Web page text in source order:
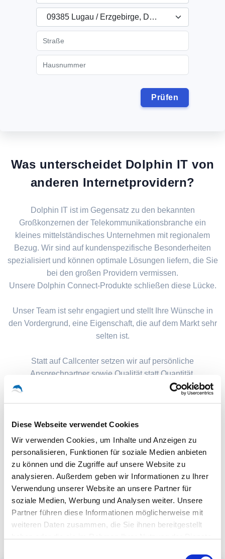
Diese Webseite verwendet Cookies
Wir verwenden Cookies, um Inhalte und Anzeigen zu
personalisieren, Funktionen für soziale Medien anbieten
zu können und die Zugriffe auf unsere Website zu
analysieren. Außerdem geben wir Informationen zu Ihrer
Verwendung unserer Website an unsere Partner für
soziale Medien, Werbung und Analysen weiter. Unsere
Partner führen diese Informationen möglicherweise mit
weiteren Daten zusammen, die Sie ihnen bereitgestellt
09385 Lugau / Erzgebirge, Deutschland
Was unterscheidet Dolphin IT von
anderen Internetprovidern?
Dolphin IT ist im Gegensatz zu den bekannten
Großkonzernen der Telekommunikationsbranche ein
kleines mittelständisches Unternehmen mit regionalem
Bezug. Wir sind auf kundenspezifische Besonderheiten
spezialisiert und können optimale Lösungen liefern, die Sie
bei den großen Providern vermissen.
Unsere Dolphin Connect-Produkte schließen diese Lücke.
Unser Team ist sehr engagiert und stellt Ihre Wünsche in
den Vordergrund, eine Eigenschaft, die auf dem Markt sehr
selten ist.
Statt auf Callcenter setzen wir auf persönliche
Ansprechpartner sowie Qualität statt Quantität.